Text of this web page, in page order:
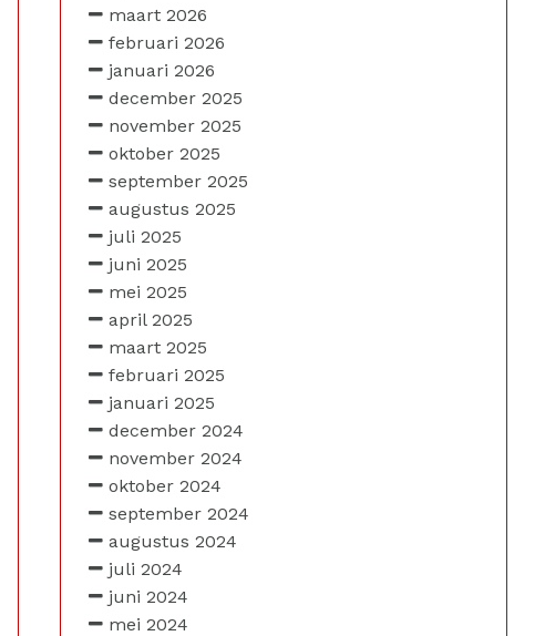
maart 2026
februari 2026
januari 2026
december 2025
november 2025
oktober 2025
september 2025
augustus 2025
juli 2025
juni 2025
mei 2025
april 2025
maart 2025
februari 2025
januari 2025
december 2024
november 2024
oktober 2024
september 2024
augustus 2024
juli 2024
juni 2024
mei 2024